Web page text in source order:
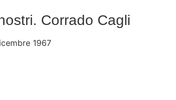
Corrado Cagli
1967